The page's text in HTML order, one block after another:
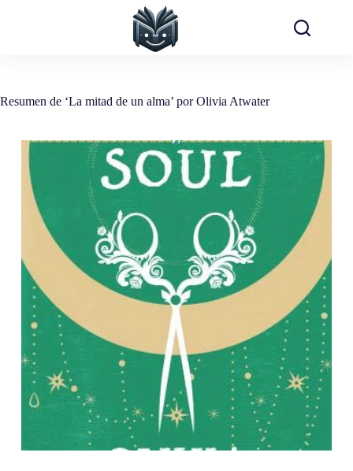
Resumen de ‘La mitad de un alma’ por Olivia Atwater